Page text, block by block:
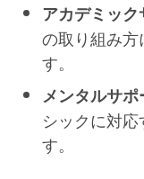
アカデミック
の取り組み方
す。
メンタルサポ
シックに対
す。